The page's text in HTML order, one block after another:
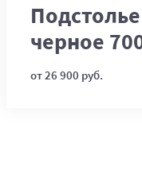
черное
от 26 900 руб.